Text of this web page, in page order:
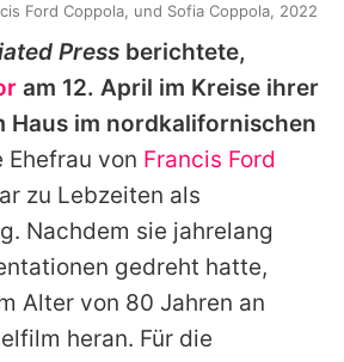
Press berichtete,
am 12. April im Kreise ihrer
Haus im nordkalifornischen
Ehefrau von Francis Ford
zu Lebzeiten als
Nachdem sie jahrelang
gedreht hatte,
Alter von 80 Jahren an
heran. Für die
Ford Coppola, und Sofia Coppola, 2022